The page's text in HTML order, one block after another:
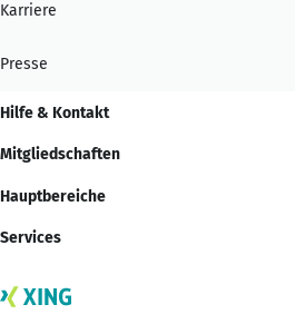
Karriere
Presse
Hilfe & Kontakt
Mitgliedschaften
Hauptbereiche
Services